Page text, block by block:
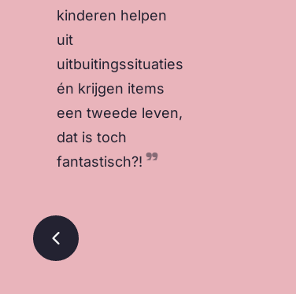
kinderen helpen
uit
uitbuitingssituaties
én krijgen items
een tweede leven,
dat is toch
fantastisch?!
Vorige slide